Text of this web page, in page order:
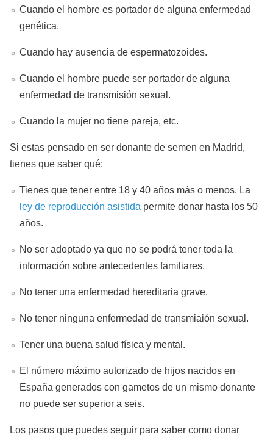
Cuando el hombre es portador de alguna enfermedad
genética.
Cuando hay ausencia de espermatozoides.
Cuando el hombre puede ser portador de alguna
enfermedad de transmisión sexual.
Cuando la mujer no tiene pareja, etc.
Si estas pensado en ser donante de semen en Madrid,
tienes que saber qué:
Tienes que tener entre 18 y 40 años más o menos. La
ley de reproducción asistida permite donar hasta los 50
años.
No ser adoptado ya que no se podrá tener toda la
información sobre antecedentes familiares.
No tener una enfermedad hereditaria grave.
No tener ninguna enfermedad de transmiaión sexual.
Tener una buena salud física y mental.
El número máximo autorizado de hijos nacidos en
España generados con gametos de un mismo donante
no puede ser superior a seis.
Los pasos que puedes seguir para saber como donar